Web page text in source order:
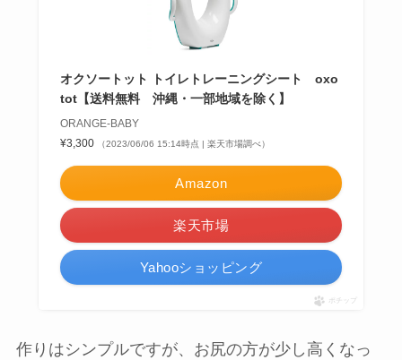
オクソートット トイレトレーニングシート oxo
tot【送料無料 沖縄・一部地域を除く】
ORANGE-BABY
¥3,300
（2023/06/06 15:14時点 | 楽天市場調べ）
Amazon
楽天市場
Yahooショッピング
ポチップ
作りはシンプルですが、お尻の方が少し高くなっ